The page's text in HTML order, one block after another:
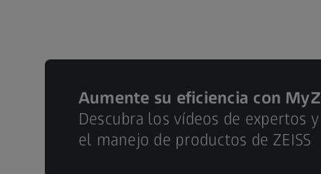
Aumente su eficiencia con
Descubra los vídeos de expertos
el manejo de productos de ZEISS